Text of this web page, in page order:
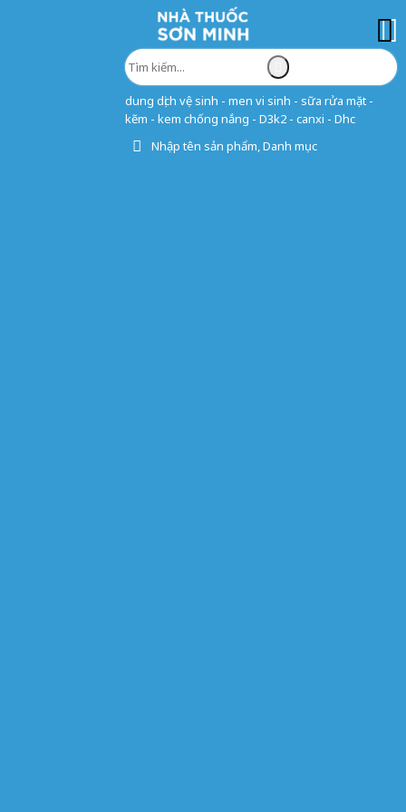
dung dịch vệ sinh - men vi sinh - sữa rửa mặt -
kẽm - kem chống nắng - D3k2 - canxi - Dhc
Nhập tên sản phẩm, Danh mục